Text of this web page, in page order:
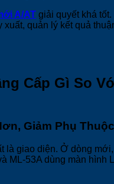
A/AT giải quyết khá
quản lý kết quả
Cấp Gì So
Giảm Phụ
là giao diện. Ở dòng
ML-53A dùng màn